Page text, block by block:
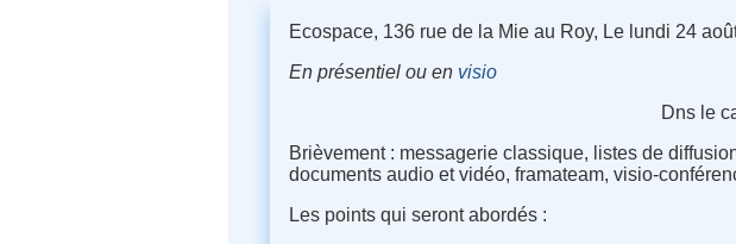
Ecospace, 136 rue de la Mie au Roy, Le lundi 24
En présentiel ou en visio
Dns le
Brièvement : messagerie classique, listes de
documents audio et vidéo, framateam, visio-
Les points qui seront abordés :